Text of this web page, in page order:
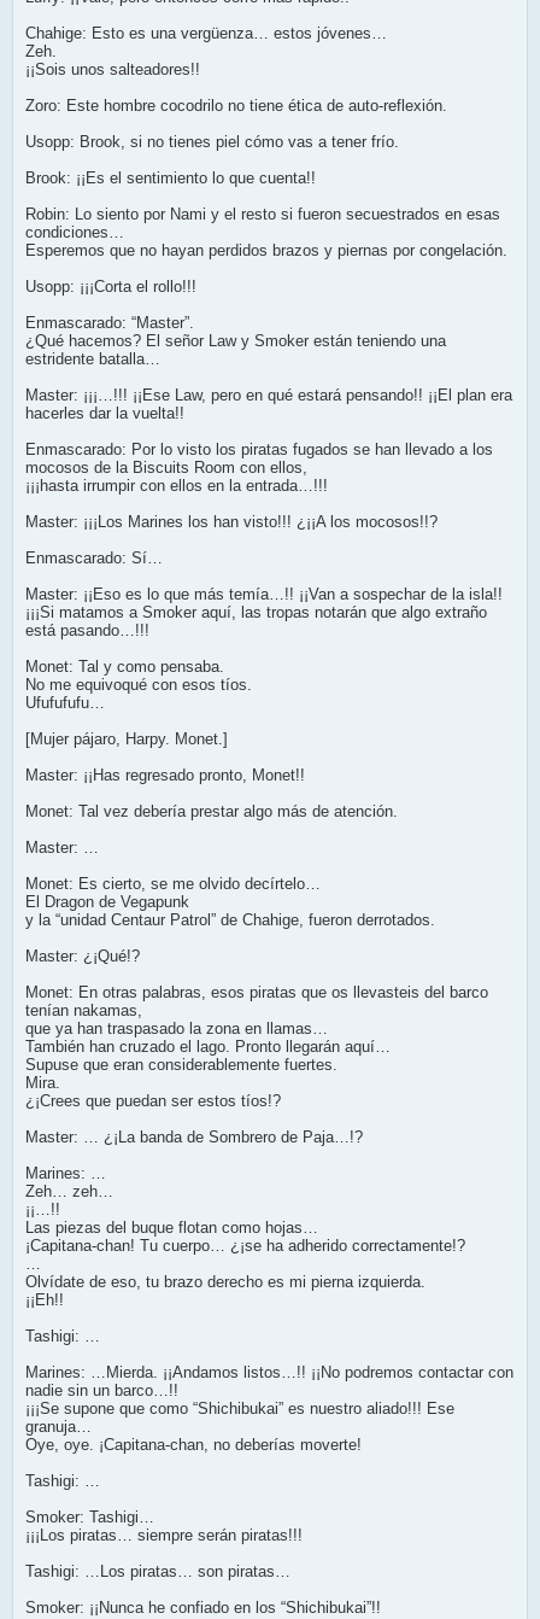
Chahige: Esto es una vergüenza… estos jóvenes…
Zeh.
¡¡Sois unos salteadores!!
Zoro: Este hombre cocodrilo no tiene ética de auto-reflexión.
Usopp: Brook, si no tienes piel cómo vas a tener frío.
Brook: ¡¡Es el sentimiento lo que cuenta!!
Robin: Lo siento por Nami y el resto si fueron secuestrados en esas
condiciones…
Esperemos que no hayan perdidos brazos y piernas por congelación.
Usopp: ¡¡¡Corta el rollo!!!
Enmascarado: “Master”.
¿Qué hacemos? El señor Law y Smoker están teniendo una
estridente batalla…
Master: ¡¡¡…!!! ¡¡Ese Law, pero en qué estará pensando!! ¡¡El plan era
hacerles dar la vuelta!!
Enmascarado: Por lo visto los piratas fugados se han llevado a los
mocosos de la Biscuits Room con ellos,
¡¡¡hasta irrumpir con ellos en la entrada…!!!
Master: ¡¡¡Los Marines los han visto!!! ¿¡¡A los mocosos!!?
Enmascarado: Sí…
Master: ¡¡Eso es lo que más temía…!! ¡¡Van a sospechar de la isla!!
¡¡¡Si matamos a Smoker aquí, las tropas notarán que algo extraño
está pasando…!!!
Monet: Tal y como pensaba.
No me equivoqué con esos tíos.
Ufufufufu…
[Mujer pájaro, Harpy. Monet.]
Master: ¡¡Has regresado pronto, Monet!!
Monet: Tal vez debería prestar algo más de atención.
Master: …
Monet: Es cierto, se me olvido decírtelo…
El Dragon de Vegapunk
y la “unidad Centaur Patrol” de Chahige, fueron derrotados.
Master: ¿¡Qué!?
Monet: En otras palabras, esos piratas que os llevasteis del barco
tenían nakamas,
que ya han traspasado la zona en llamas…
También han cruzado el lago. Pronto llegarán aquí…
Supuse que eran considerablemente fuertes.
Mira.
¿¡Crees que puedan ser estos tíos!?
Master: … ¿¡La banda de Sombrero de Paja…!?
Marines: …
Zeh… zeh…
¡¡…!!
Las piezas del buque flotan como hojas…
¡Capitana-chan! Tu cuerpo… ¿¡se ha adherido correctamente!?
…
Olvídate de eso, tu brazo derecho es mi pierna izquierda.
¡¡Eh!!
Tashigi: …
Marines: …Mierda. ¡¡Andamos listos…!! ¡¡No podremos contactar con
nadie sin un barco…!!
¡¡¡Se supone que como “Shichibukai” es nuestro aliado!!! Ese
granuja…
Oye, oye. ¡Capitana-chan, no deberías moverte!
Tashigi: …
Smoker: Tashigi…
¡¡¡Los piratas… siempre serán piratas!!!
Tashigi: …Los piratas… son piratas…
Smoker: ¡¡Nunca he confiado en los “Shichibukai”!!